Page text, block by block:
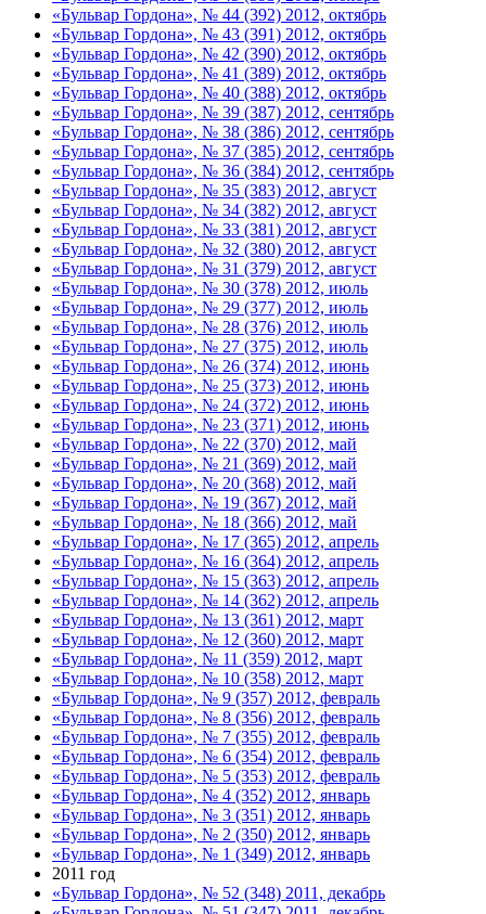
«Бульвар Гордона», № 44 (392) 2012, октябрь
«Бульвар Гордона», № 43 (391) 2012, октябрь
«Бульвар Гордона», № 42 (390) 2012, октябрь
«Бульвар Гордона», № 41 (389) 2012, октябрь
«Бульвар Гордона», № 40 (388) 2012, октябрь
«Бульвар Гордона», № 39 (387) 2012, сентябрь
«Бульвар Гордона», № 38 (386) 2012, сентябрь
«Бульвар Гордона», № 37 (385) 2012, сентябрь
«Бульвар Гордона», № 36 (384) 2012, сентябрь
«Бульвар Гордона», № 35 (383) 2012, август
«Бульвар Гордона», № 34 (382) 2012, август
«Бульвар Гордона», № 33 (381) 2012, август
«Бульвар Гордона», № 32 (380) 2012, август
«Бульвар Гордона», № 31 (379) 2012, август
«Бульвар Гордона», № 30 (378) 2012, июль
«Бульвар Гордона», № 29 (377) 2012, июль
«Бульвар Гордона», № 28 (376) 2012, июль
«Бульвар Гордона», № 27 (375) 2012, июль
«Бульвар Гордона», № 26 (374) 2012, июнь
«Бульвар Гордона», № 25 (373) 2012, июнь
«Бульвар Гордона», № 24 (372) 2012, июнь
«Бульвар Гордона», № 23 (371) 2012, июнь
«Бульвар Гордона», № 22 (370) 2012, май
«Бульвар Гордона», № 21 (369) 2012, май
«Бульвар Гордона», № 20 (368) 2012, май
«Бульвар Гордона», № 19 (367) 2012, май
«Бульвар Гордона», № 18 (366) 2012, май
«Бульвар Гордона», № 17 (365) 2012, апрель
«Бульвар Гордона», № 16 (364) 2012, апрель
«Бульвар Гордона», № 15 (363) 2012, апрель
«Бульвар Гордона», № 14 (362) 2012, апрель
«Бульвар Гордона», № 13 (361) 2012, март
«Бульвар Гордона», № 12 (360) 2012, март
«Бульвар Гордона», № 11 (359) 2012, март
«Бульвар Гордона», № 10 (358) 2012, март
«Бульвар Гордона», № 9 (357) 2012, февраль
«Бульвар Гордона», № 8 (356) 2012, февраль
«Бульвар Гордона», № 7 (355) 2012, февраль
«Бульвар Гордона», № 6 (354) 2012, февраль
«Бульвар Гордона», № 5 (353) 2012, февраль
«Бульвар Гордона», № 4 (352) 2012, январь
«Бульвар Гордона», № 3 (351) 2012, январь
«Бульвар Гордона», № 2 (350) 2012, январь
«Бульвар Гордона», № 1 (349) 2012, январь
2011 год
«Бульвар Гордона», № 52 (348) 2011, декабрь